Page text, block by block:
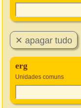
erg
Unidades comuns